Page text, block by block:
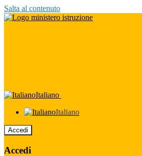
Salta al contenuto
Italiano
Italiano
Accedi
Accedi